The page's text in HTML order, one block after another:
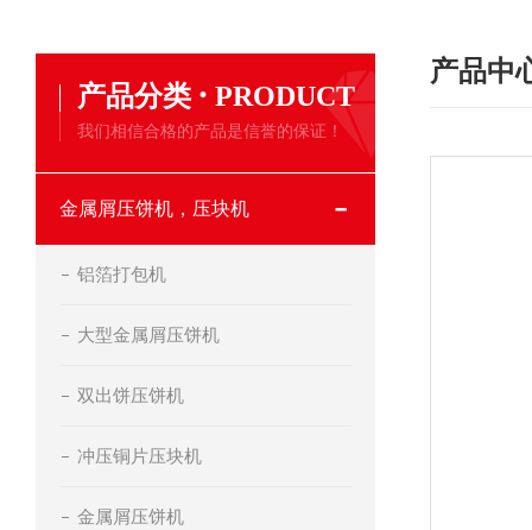
产品分类 · PRODUCT
我们相信合格的产品是信誉的保证！
金属屑压饼机，压块机
铝箔打包机
大型金属屑压饼机
双出饼压饼机
冲压铜片压块机
金属屑压饼机
产品中